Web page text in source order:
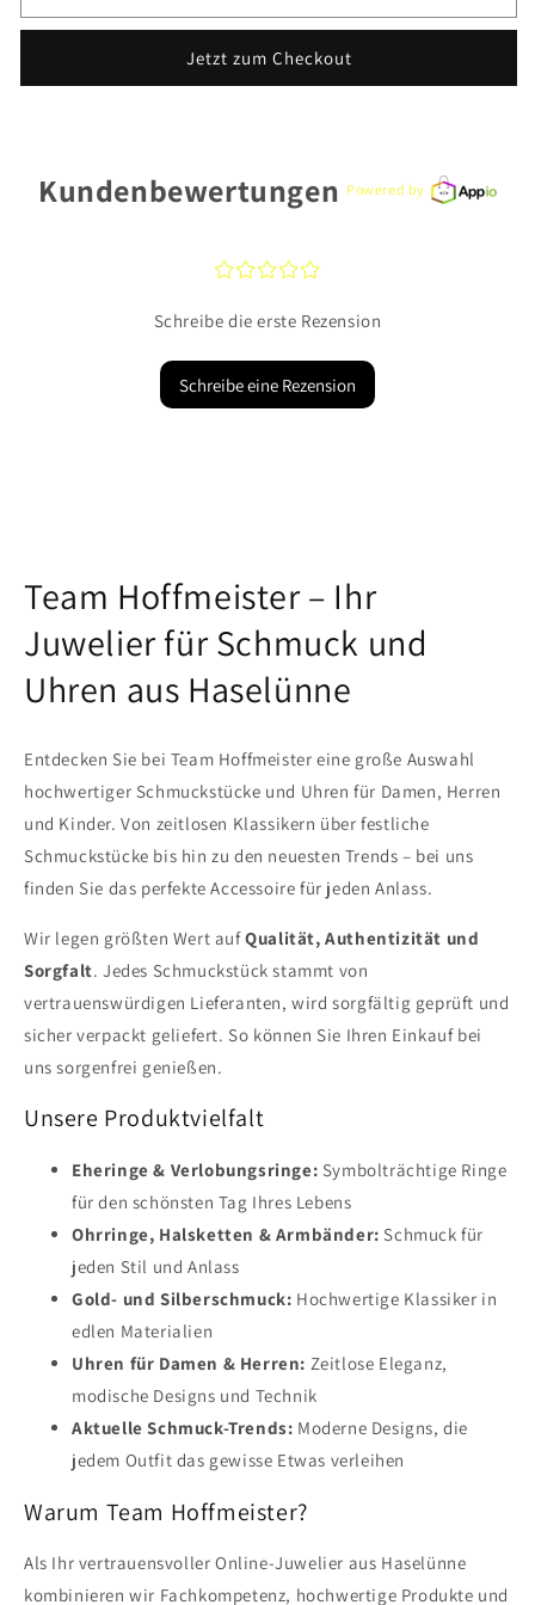
Blush
585
Blush
7251YGO
585
Jetzt zum Checkout
Kundenbewertungen Powered by
¤¤¤¤¤
Schreibe die erste Rezension
Schreibe eine Rezension
Team Hoffmeister – Ihr
Juwelier für Schmuck und
Uhren aus Haselünne
Entdecken Sie bei Team Hoffmeister eine große Auswahl
hochwertiger Schmuckstücke und Uhren für Damen, Herren
und Kinder. Von zeitlosen Klassikern über festliche
Schmuckstücke bis hin zu den neuesten Trends – bei uns
finden Sie das perfekte Accessoire für jeden Anlass.
Wir legen größten Wert aufQualität, Authentizität und
Sorgfalt. Jedes Schmuckstück stammt von
vertrauenswürdigen Lieferanten, wird sorgfältig geprüft und
sicher verpackt geliefert. So können Sie Ihren Einkauf bei
uns sorgenfrei genießen.
Unsere Produktvielfalt
Eheringe & Verlobungsringe: Symbolträchtige Ringe
für den schönsten Tag Ihres Lebens
Ohrringe, Halsketten & Armbänder: Schmuck für
jeden Stil und Anlass
Gold- und Silberschmuck: Hochwertige Klassiker in
edlen Materialien
Uhren für Damen & Herren: Zeitlose Eleganz,
modische Designs und Technik
Aktuelle Schmuck-Trends: Moderne Designs, die
jedem Outfit das gewisse Etwas verleihen
Warum Team Hoffmeister?
Als Ihr vertrauensvoller Online-Juwelier aus Haselünne
kombinieren wir Fachkompetenz, hochwertige Produkte und